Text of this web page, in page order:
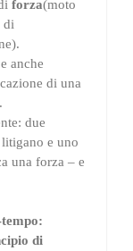
forza(moto
di
).
anche
di una
due
e uno
una forza – e
di